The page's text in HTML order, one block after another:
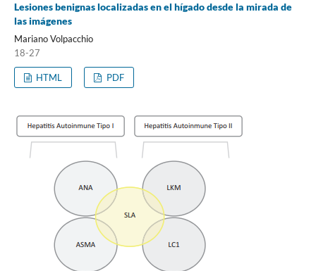
Lesiones benignas localizadas en el hígado desde la mirada de
las imágenes
Mariano Volpacchio
18-27
HTML PDF